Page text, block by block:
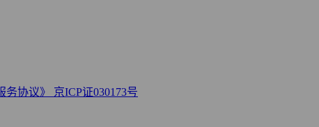
务协议》 京ICP证030173号